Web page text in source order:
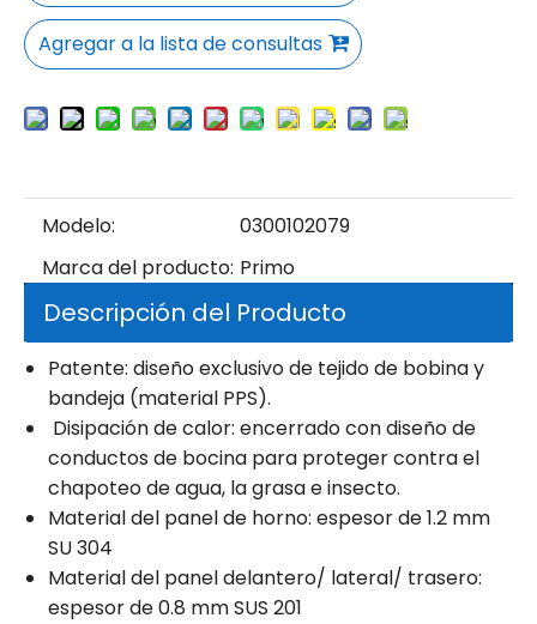
Agregar a la lista de consultas
Modelo:
0300102079
Marca del producto: Primo
Descripción del Producto
Patente: diseño exclusivo de tejido de bobina y
bandeja (material PPS).
Disipación de calor: encerrado con diseño de
conductos de bocina para proteger contra el
chapoteo de agua, la grasa e insecto.
Material del panel de horno: espesor de 1.2 mm
SU 304
Material del panel delantero/ lateral/ trasero:
espesor de 0.8 mm SUS 201